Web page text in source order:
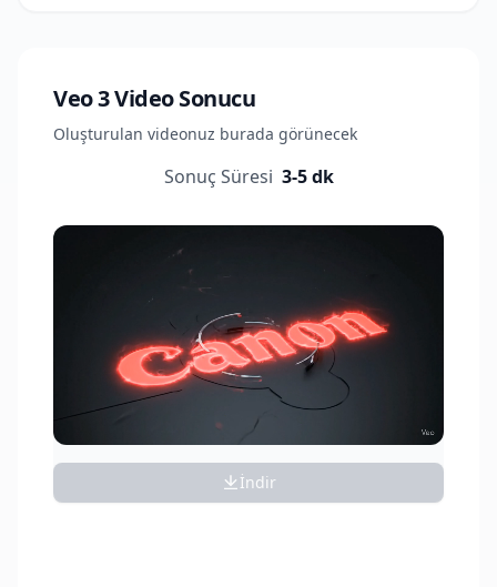
Veo 3 Video Sonucu
Oluşturulan videonuz burada görünecek
Sonuç Süresi 3-5 dk
İndir